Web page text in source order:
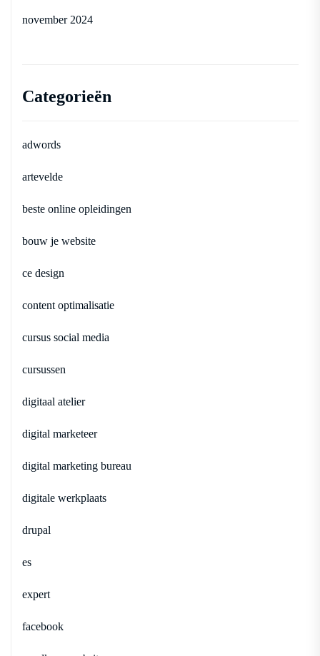
november 2024
Categorieën
adwords
artevelde
beste online opleidingen
bouw je website
ce design
content optimalisatie
cursus social media
cursussen
digitaal atelier
digital marketeer
digital marketing bureau
digitale werkplaats
drupal
es
expert
facebook